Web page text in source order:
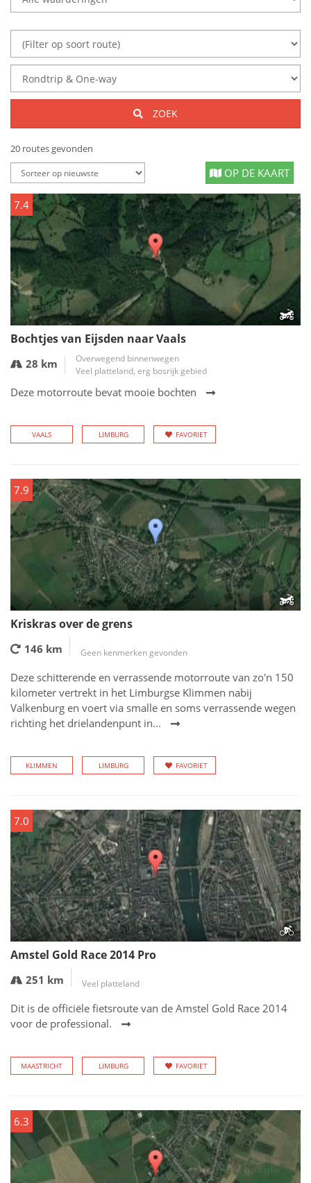
ZOEK
20 routes gevonden
OP DE KAART
7.4
Bochtjes van Eijsden naar Vaals
28 km
Overwegend binnenwegen
Veel platteland, erg bosrijk gebied
Deze motorroute bevat mooie bochten
VAALS LIMBURG FAVORIET
7.9
Kriskras over de grens
146 km Geen kenmerken gevonden
Deze schitterende en verrassende motorroute van zo'n 150
kilometer vertrekt in het Limburgse Klimmen nabij
Valkenburg en voert via smalle en soms verrassende wegen
richting het drielandenpunt in...
KLIMMEN LIMBURG FAVORIET
7.0
Amstel Gold Race 2014 Pro
251 km Veel platteland
Dit is de officiële fietsroute van de Amstel Gold Race 2014
voor de professional.
MAASTRICHT LIMBURG FAVORIET
6.3